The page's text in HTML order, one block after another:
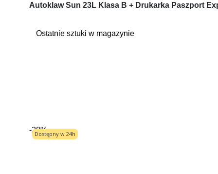
Autoklaw Sun 23L Klasa B + Drukarka Paszport
Ostatnie sztuki w magazynie
-20%
Dostępny w 24h